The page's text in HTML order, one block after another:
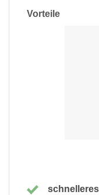
Vorteile